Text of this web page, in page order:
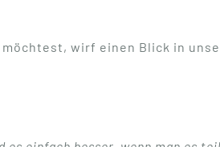
möchtest, wirf einen Blick in